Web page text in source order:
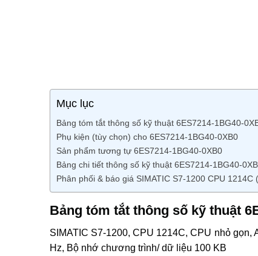
Mục lục
Bảng tóm tắt thông số kỹ thuật 6ES7214-1BG40-
Phụ kiện (tùy chọn) cho 6ES7214-1BG40-0XB0
Sản phẩm tương tự 6ES7214-1BG40-0XB0
Bảng chi tiết thông số kỹ thuật 6ES7214-1BG40-
Phân phối & báo giá SIMATIC S7-1200 CPU 1214C
Bảng tóm tắt thông số kỹ thuật
SIMATIC S7-1200, CPU 1214C, CPU nhỏ gọn,
Hz, Bộ nhớ chương trình/ dữ liệu 100 KB